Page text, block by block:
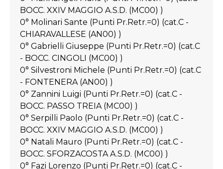
BOCC. XXIV MAGGIO A.S.D. (MC00) )
0° Molinari Sante (Punti Pr.Retr.=0) (cat.C -
CHIARAVALLESE (AN00) )
0° Gabrielli Giuseppe (Punti Pr.Retr.=0) (cat.C
- BOCC. CINGOLI (MC00) )
0° Silvestroni Michele (Punti Pr.Retr.=0) (cat.C
- FONTENERA (AN00) )
0° Zannini Luigi (Punti Pr.Retr.=0) (cat.C -
BOCC. PASSO TREIA (MC00) )
0° Serpilli Paolo (Punti Pr.Retr.=0) (cat.C -
BOCC. XXIV MAGGIO A.S.D. (MC00) )
0° Natali Mauro (Punti Pr.Retr.=0) (cat.C -
BOCC. SFORZACOSTA A.S.D. (MC00) )
0° Fazi Lorenzo (Punti Pr.Retr.=0) (cat.C -